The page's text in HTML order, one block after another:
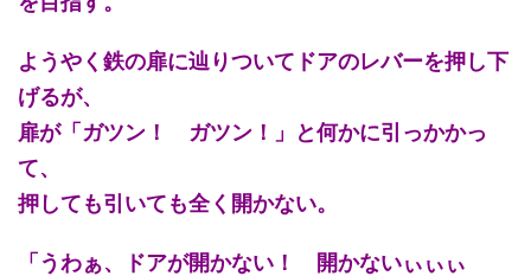
ようやく鉄の扉に辿りついてドアのレバーを押し下
げるが、
扉が「ガツン！ ガツン！」と何かに引っかかっ
て、
押しても引いても全く開かない。
「うわぁ、ドアが開かない！ 開かないぃぃぃ